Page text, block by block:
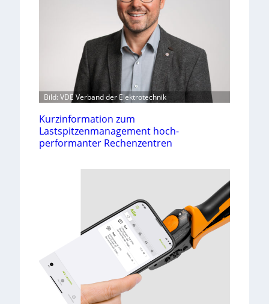
Bild: VDE Verband der Elektrotechnik
Kurzinformation zum
Lastspitzenmanagement hoch-
performanter Rechenzentren